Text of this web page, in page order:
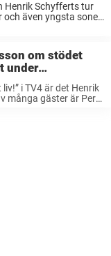
Henrik Schyfferts tur
och även yngsta sonen
om stödet
under
i TV4 är det Henrik
många gäster är Per